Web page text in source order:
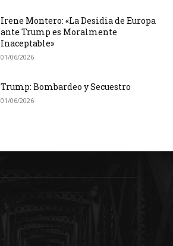
Irene Montero: «La Desidia de Europa
ante Trump es Moralmente
Inaceptable»
01/06/2026
Trump: Bombardeo y Secuestro
01/06/2026